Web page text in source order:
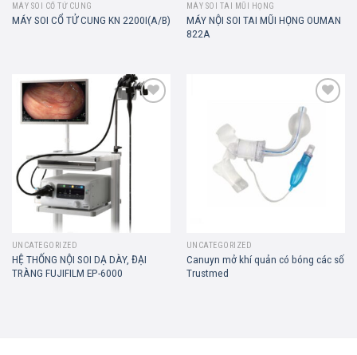
MÁY SOI CỔ TỬ CUNG
MÁY SOI CỔ TỬ CUNG KN 2200I(A/B)
MÁY SOI TAI MŨI HỌNG
MÁY NỘI SOI TAI MŨI HỌNG OUMAN
822A
UNCATEGORIZED
HỆ THỐNG NỘI SOI DẠ DÀY, ĐẠI
TRÀNG FUJIFILM EP-6000
UNCATEGORIZED
Canuyn mở khí quản có bóng các số
Trustmed